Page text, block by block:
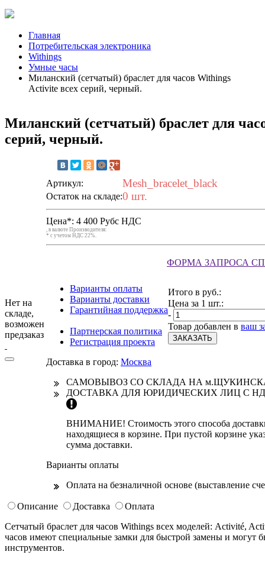
Главная
Потребительская электроника
Withings
Умные часы
Миланский (сетчатый) браслет для часов Withings
Activite всех серий, черный.
Миланский (сетчатый) браслет для
серий, черный.
Нет на
складе,
возможен
предзаказ
Артикул: Mesh_bracelet_black
Остаток на складе:0 шт.
Цена*: 4 400 Рубс НДС
, в валюте Производителя:
* с учетом НДС 22%.
ФОРМА ЗАПРОСА
Варианты оплаты
Варианты доставки
Гарантийная поддержка
Партнерская политика
Регистрация проекта
Итого в руб.:
Цена за 1 шт.:
-
Товар добавлен в ваш
ЗАКАЗАТЬ
Доставка в город: Москва
САМОВЫВОЗ СО СКЛАДА НА
ДОСТАВКА ДЛЯ ЮРИДИЧЕСКИХ ЛИЦ С
ВНИМАНИЕ! Стоимость этого способа
находящиеся в корзине. При пустой корзине
сумма доставки.
Варианты оплаты
Оплата на безналичной основе
Описание Доставка
Оплата
Сетчатый браслет для часов Withings всех моделей: Activité,
часов имеют специальные замки для быстрой замены и могут
инструментов.